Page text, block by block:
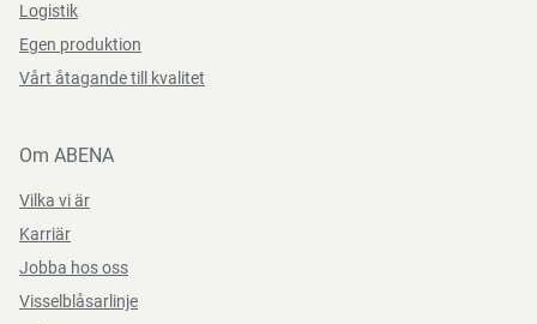
Logistik
Egen produktion
Vårt åtagande till kvalitet
Om ABENA
Vilka vi är
Karriär
Jobba hos oss
Visselblåsarlinje